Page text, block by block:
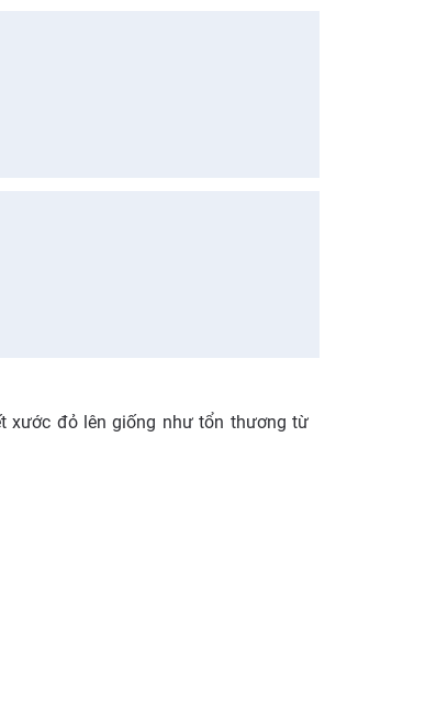
xước đỏ lên giống như tổn thương từ